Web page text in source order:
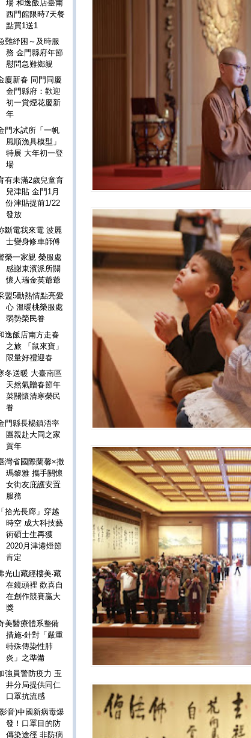
場 和逸飯店臺南
西門館限時7天餐
點買1送1
難紓困～及時服
務 金門縣府年節
慰問急難鄉親
廈新春 同門同慶
金門縣府：歡迎
初一賞煙花慶新
年
門水試所「一帆
風順漁具模型」
特展 大年初一登
場
有未滿2歲兒童育
兒津貼 金門1月
份津貼提前1/22
發放
斷電我來電 波麗
士變身修車師傅
榮一家親 榮服處
感謝東濱派所關
懷人瑞金英爺爺
盟5動熱情點亮愛
心 溫暖桃榮服處
弱勢榮民眷
逸飯店南方走春
之旅 「鼠來寶」
限量好禮迎春
冬送暖 大臺南區
天然氣贈春節年
菜關懷清寒榮民
眷
門縣長楊鎮浯率
團親赴大同之家
賀年
灣省國際蘭馨×撒
瑪黎雅 攜手關懷
女街友庇護安置
服務
「拾光長廊」穿越
時空 成大科技藝
術碩士生再獲
2020月津港燈節
肯定
光山藏經樓美‧藏
在鏡頭裡 歡喜自
在創作競賽贏大
獎
美醫療體系整備
措施-針對「嚴重
特殊傳染性肺
炎」之準備
強員警防疫力 玉
井分局提供同仁
口罩抗流感
音)中國新病毒爆
發！口罩目的防
傳染途徑 非防病